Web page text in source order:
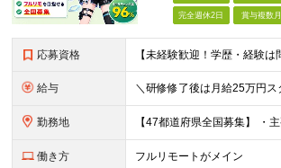
完全週休2日 賞与複数月
応募資格
給与
勤務地
働き方 フルリモートがメイン